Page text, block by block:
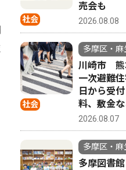
社会
売会も
2026.08.08
社会
多摩区・麻
川崎市 熊
一次避難
日から受
料、敷金
2026.08.07
多摩区・麻
多摩図書